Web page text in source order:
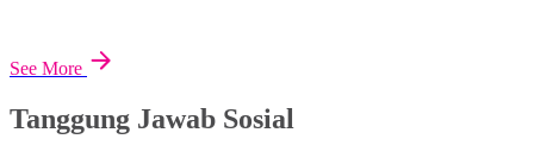
See More
Tanggung Jawab Sosial